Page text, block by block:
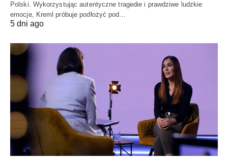
Polski. Wykorzystując autentyczne tragedie i prawdziwe ludzkie
emocje, Kreml próbuje podłożyć pod…
5 dni ago